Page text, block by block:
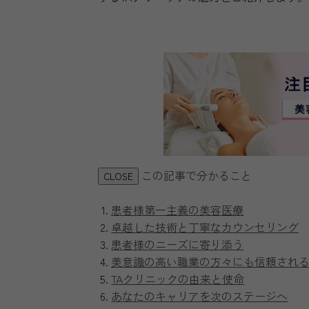
CLOSE この記事で分かること
患者様第一主義の美容医療
卓越した技術と丁寧なカウンセリング
患者様のニーズに寄り添う
美意識の高い職業の方々にも信頼され
TAクリニックの由来と使命
あなたのキャリアを次のステージへ